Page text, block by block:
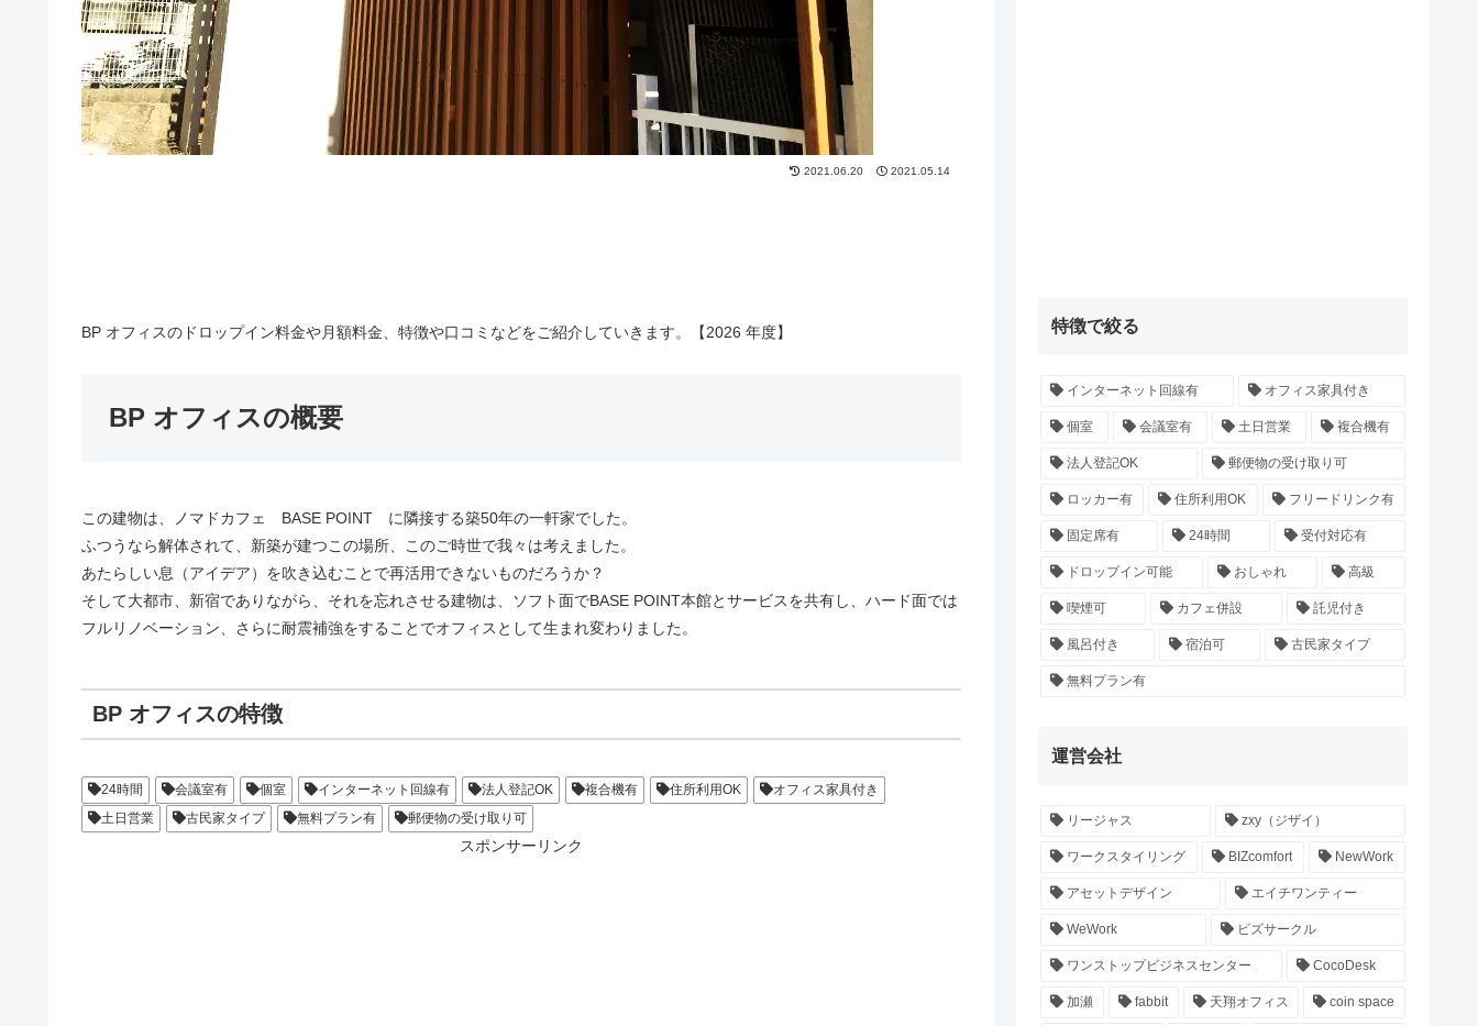
2021.06.20 2021.05.14
BP オフィスのドロップイン料金や月額料金、特徴や口コミなどをご紹介していきます。【2026 年度】
BP オフィスの概要
この建物は、ノマドカフェ BASE POINT に隣接する築50年の一軒家でした。
ふつうなら解体されて、新築が建つこの場所、このご時世で我々は考えました。
あたらしい息（アイデア）を吹き込むことで再活用できないものだろうか？
そして大都市、新宿でありながら、それを忘れさせる建物は、ソフト面でBASE POINT本館とサービスを共有し、ハード面では
フルリノベーション、さらに耐震補強をすることでオフィスとして生まれ変わりました。
BP オフィスの特徴
24時間 会議室有 個室 インターネット回線有 法人登記OK 複合機有 住所利用OK
オフィス家具付き
土日営業
古民家タイプ 無料プラン有 郵便物の受け取り可
スポンサーリンク
特徴で絞る
インターネット回線有 オフィス家具付き
個室 会議室有 土日営業 複合機有
法人登記OK 郵便物の受け取り可
ロッカー有 住所利用OK フリードリンク有
固定席有 24時間 受付対応有
ドロップイン可能 おしゃれ 高級
喫煙可 カフェ併設 託児付き
風呂付き 宿泊可 古民家タイプ
無料プラン有
運営会社
リージャス zxy（ジザイ）
ワークスタイリング BIZcomfort NewWork
アセットデザイン エイチワンティー
WeWork ビズサークル
ワンストップビジネスセンター CocoDesk
加瀬 fabbit 天翔オフィス coin space